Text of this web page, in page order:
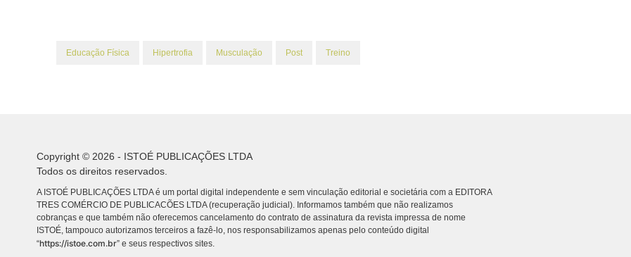
Educação Física Hipertrofia Musculação Post Treino
Copyright © 2026 - ISTOÉ PUBLICAÇÕES LTDA
Todos os direitos reservados.
A ISTOÉ PUBLICAÇÕES LTDA é um portal digital independente e sem vinculação editorial e societária com a EDITORA
TRES COMÉRCIO DE PUBLICACÕES LTDA (recuperação judicial). Informamos também que não realizamos
cobranças e que também não oferecemos cancelamento do contrato de assinatura da revista impressa de nome
ISTOÉ, tampouco autorizamos terceiros a fazê-lo, nos responsabilizamos apenas pelo conteúdo digital
“https://istoe.com.br” e seus respectivos sites.